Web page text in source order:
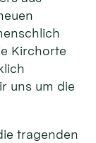
Kirchorte
uns um die
tragenden